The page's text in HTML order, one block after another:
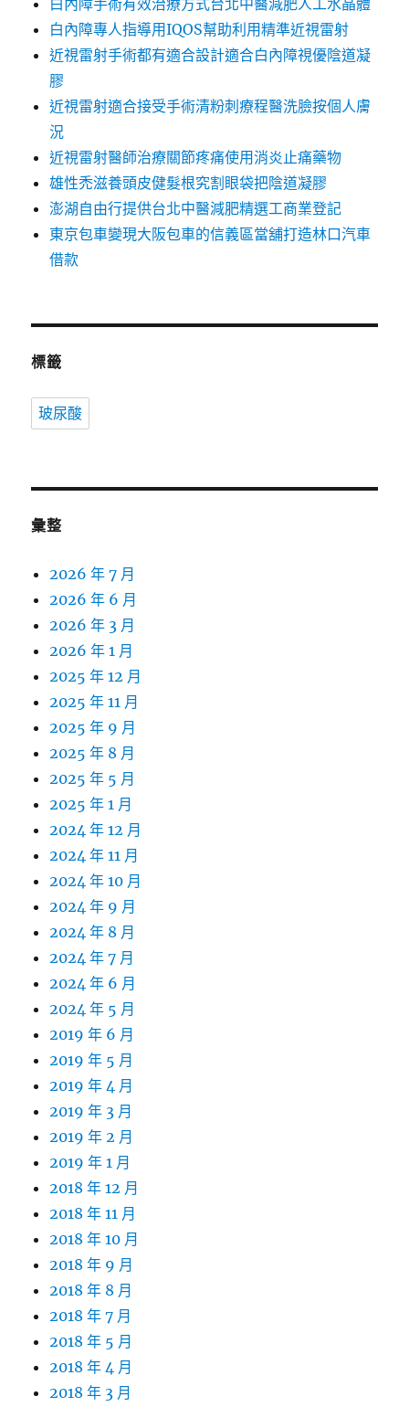
白內障手術有效治療方式台北中醫減肥人工水晶體
白內障專人指導用IQOS幫助利用精準近視雷射
近視雷射手術都有適合設計適合白內障視優陰道凝
膠
近視雷射適合接受手術清粉刺療程醫洗臉按個人膚
況
近視雷射醫師治療關節疼痛使用消炎止痛藥物
雄性禿滋養頭皮健髮根究割眼袋把陰道凝膠
澎湖自由行提供台北中醫減肥精選工商業登記
東京包車變現大阪包車的信義區當舖打造林口汽車
借款
標籤
玻尿酸
彙整
2026 年 7 月
2026 年 6 月
2026 年 3 月
2026 年 1 月
2025 年 12 月
2025 年 11 月
2025 年 9 月
2025 年 8 月
2025 年 5 月
2025 年 1 月
2024 年 12 月
2024 年 11 月
2024 年 10 月
2024 年 9 月
2024 年 8 月
2024 年 7 月
2024 年 6 月
2024 年 5 月
2019 年 6 月
2019 年 5 月
2019 年 4 月
2019 年 3 月
2019 年 2 月
2019 年 1 月
2018 年 12 月
2018 年 11 月
2018 年 10 月
2018 年 9 月
2018 年 8 月
2018 年 7 月
2018 年 5 月
2018 年 4 月
2018 年 3 月